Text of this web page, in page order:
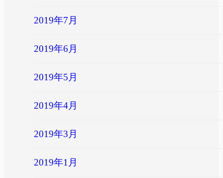
2019年7月
2019年6月
2019年5月
2019年4月
2019年3月
2019年1月